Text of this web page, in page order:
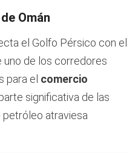
Omán
el Golfo Pérsico con el
de los corredores
para el comercio
parte significativa de las
atraviesa